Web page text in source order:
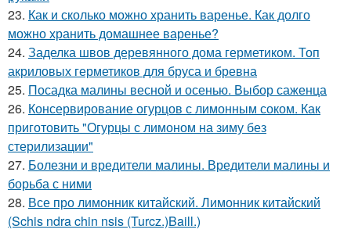
23. Как и сколько можно хранить варенье. Как долго
можно хранить домашнее варенье?
24. Заделка швов деревянного дома герметиком. Топ
акриловых герметиков для бруса и бревна
25. Посадка малины весной и осенью. Выбор саженца
26. Консервирование огурцов с лимонным соком. Как
приготовить "Огурцы с лимоном на зиму без
стерилизации"
27. Болезни и вредители малины. Вредители малины и
борьба с ними
28. Все про лимонник китайский. Лимонник китайский
(Schis ndra chin nsis (Turcz.)Baill.)